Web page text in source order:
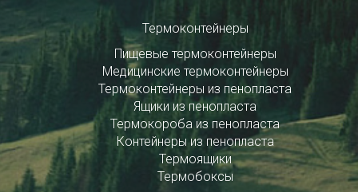
Термоконтейнеры
Пищевые термоконтейнеры
Медицинские термоконтейнеры
Термоконтейнеры из пенопласта
Ящики из пенопласта
Термокороба из пенопласта
Контейнеры из пенопласта
Термоящики
Термобоксы